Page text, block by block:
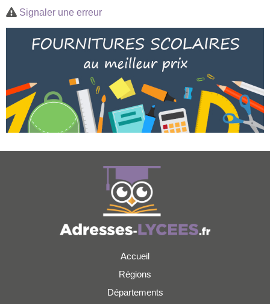
Signaler une erreur
Accueil
Régions
Départements